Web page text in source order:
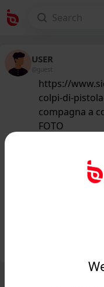
USER
@guest
https://
colpi-di-
compagna a
FOTO
Uccide la
figlia, che